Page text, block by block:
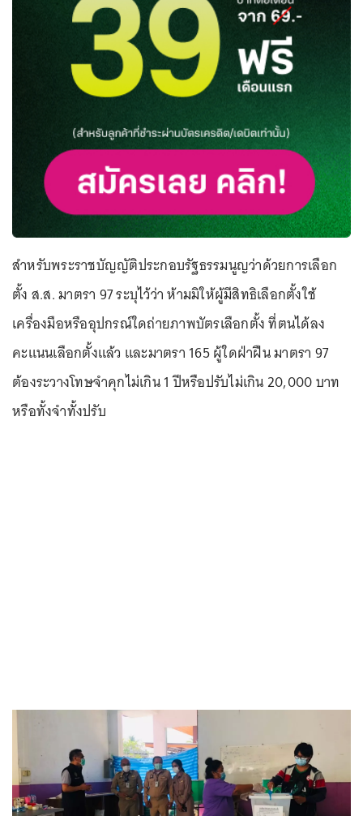
สำหรับพระราชบัญญัติประกอบรัฐธรรมนูญว่าด้วยการเลือก
ตั้ง ส.ส. มาตรา 97 ระบุไว้ว่า ห้ามมิให้ผู้มีสิทธิเลือกตั้งใช้
เครื่องมือหรืออุปกรณ์ใดถ่ายภาพบัตรเลือกตั้ง ที่ตนได้ลง
คะแนนเลือกตั้งแล้ว และมาตรา 165 ผู้ใดฝ่าฝืน มาตรา 97
ต้องระวางโทษจำคุกไม่เกิน 1 ปีหรือปรับไม่เกิน 20,000 บาท
หรือทั้งจำทั้งปรับ